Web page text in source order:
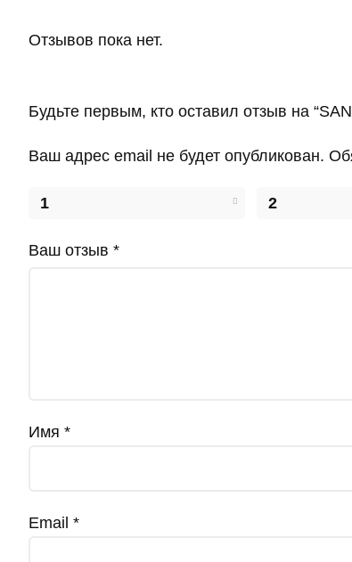
Отзывов пока нет.
Будьте первым, кто оставил отзыв на
Ваш адрес email не будет опубликован.
1 2
Ваш отзыв *
Имя *
Email *